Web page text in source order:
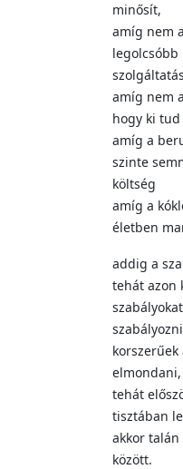
minősít,
amíg nem
legolcsóbb
amíg nem
hogy ki
amíg a
szinte
költség
amíg a
életben
addig a
tehát azon
korszerűek
tehát
tisztában
akkor
között.